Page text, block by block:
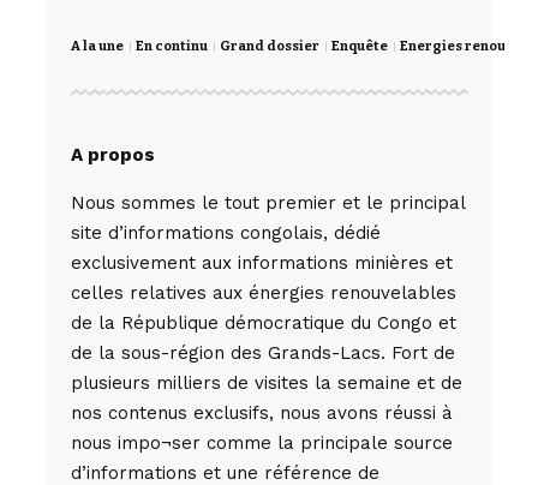
A la une En continu Grand dossier Enquête Energies
A propos
Nous sommes le tout premier et le principal
site d’informations congolais, dédié
exclusivement aux informations minières et
celles relatives aux énergies renouvelables
de la République démocratique du Congo et
de la sous-région des Grands-Lacs. Fort de
plusieurs milliers de visites la semaine et de
nos contenus exclusifs, nous avons réussi à
nous impo¬ser comme la principale source
d’informations et une référence de